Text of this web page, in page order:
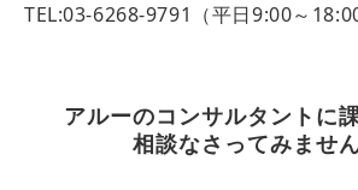
TEL:03-6268-9791（平日9:00～18:00
アルーのコンサルタントに
相談なさってみませ